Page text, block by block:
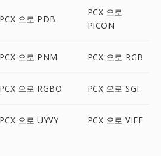
PCX 으로 PDB
PCX 으로
PICON
PCX 으로 PNM PCX 으로 RGB
PCX 으로 RGBO PCX 으로 SGI
PCX 으로 UYVY PCX 으로 VIFF